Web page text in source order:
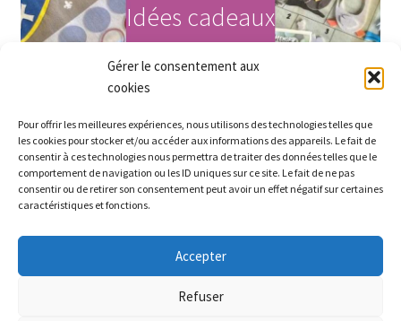
Gérer le consentement aux
cookies
Pour offrir les meilleures expériences, nous utilisons des technologies telles que
les cookies pour stocker et/ou accéder aux informations des appareils. Le fait de
consentir à ces technologies nous permettra de traiter des données telles que le
comportement de navigation ou les ID uniques sur ce site. Le fait de ne pas
consentir ou de retirer son consentement peut avoir un effet négatif sur certaines
caractéristiques et fonctions.
Accepter
Refuser
Partez à la recherche des petits prix sur le site ! Bel été
Idées cadeaux
Acheter maintenant